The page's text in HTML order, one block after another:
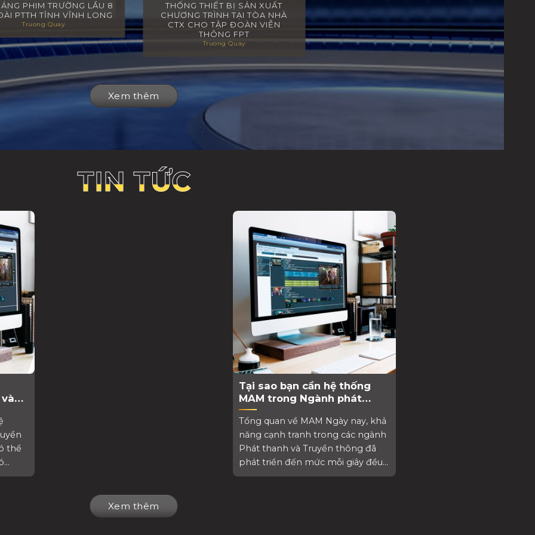
PHIM TRƯỜNG LẦU 8
PTTH TỈNH VĨNH LONG
Truong Quay
THỐNG THIẾT BỊ SẢN XUẤT
CHƯƠNG TRÌNH TẠI TÒA NHÀ
CTX CHO TẬP ĐOÀN VIỄN
THÔNG FPT
Truong Quay
Xem thêm
TIN TỨC
TIN TỨC
thể
Tại sao bạn cần hệ thống
MAM trong Ngành phát
thanh và truyền thông
Tổng quan về MAM Ngày nay, khả
năng cạnh tranh trong các ngành
Phát thanh và Truyền thông đã
phát triển đến mức mỗi giây đều...
Xem thêm